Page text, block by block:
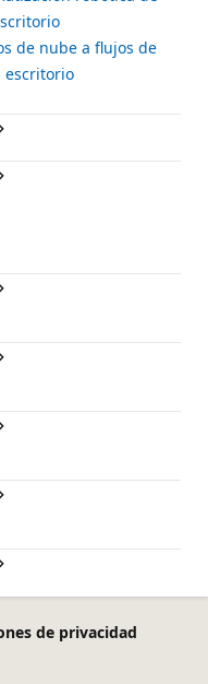
de nube a flujos de
escritorio
de privacidad